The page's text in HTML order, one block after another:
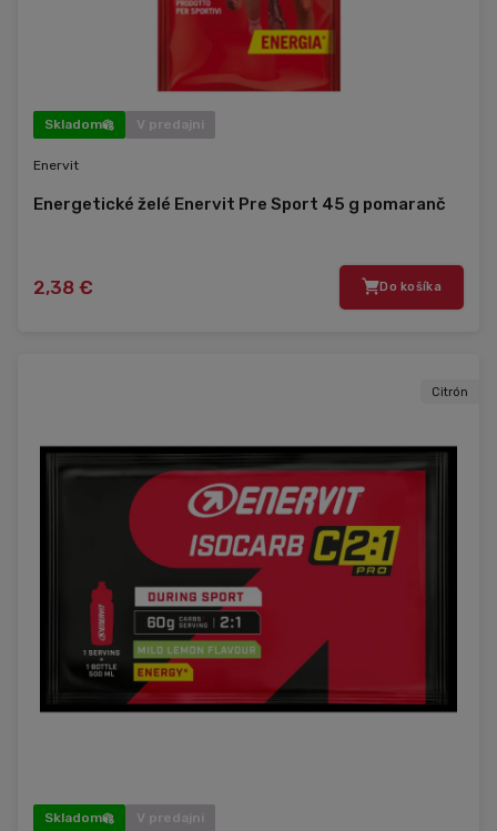
Skladom V predajni
Enervit
Energetické želé Enervit Pre Sport 45 g pomaranč
2,38 € Do košíka
Citrón
Skladom V predajni